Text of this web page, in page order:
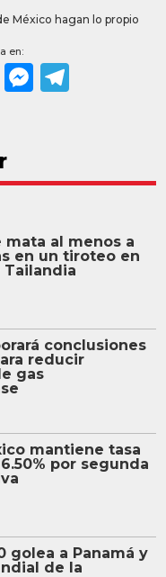
México hagan lo propio
en:
Email
al menos a
en un tiroteo en
conclusiones
reducir
gas
mantiene tasa
por segunda
golea a Panamá y
de la